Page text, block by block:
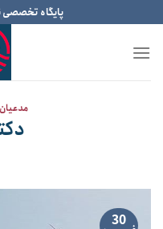
to
content
پایگاه تخصصی
30